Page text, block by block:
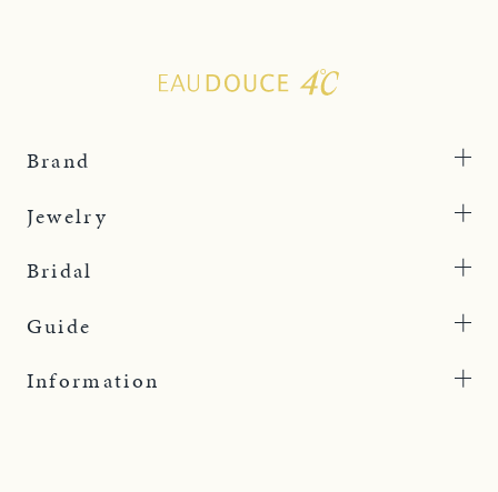
Brand
Jewelry
Bridal
Guide
Information